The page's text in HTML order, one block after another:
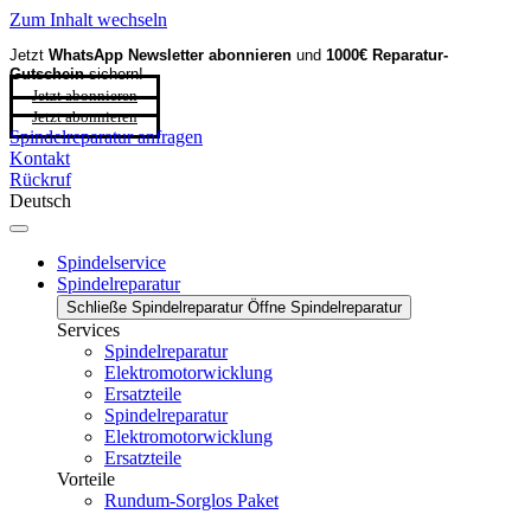
Zum Inhalt wechseln
Jetzt WhatsApp Newsletter abonnieren und 1000€ Reparatur-
Gutscheinsichern!
Jetzt abonnieren
Jetzt abonnieren
Spindelreparatur anfragen
Kontakt
Rückruf
Deutsch
Spindelservice
Spindelreparatur
Schließe Spindelreparatur Öffne Spindelreparatur
Services
Spindelreparatur
Elektromotorwicklung
Ersatzteile
Spindelreparatur
Elektromotorwicklung
Ersatzteile
Vorteile
Rundum-Sorglos Paket